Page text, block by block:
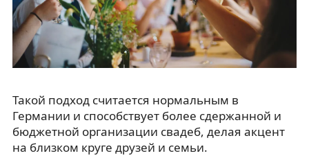
Такой подход считается нормальным в
Германии и способствует более сдержанной и
бюджетной организации свадеб, делая акцент
на близком круге друзей и семьи.